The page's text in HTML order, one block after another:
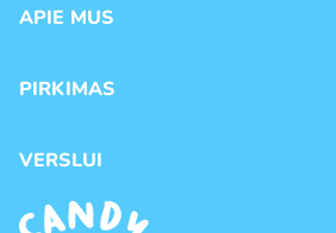
APIE MUS
Kontaktai
Naujienos
PIRKIMAS
Pristatymas
Prekių grąžinimas ir keitimas
VERSLUI
Franšizė